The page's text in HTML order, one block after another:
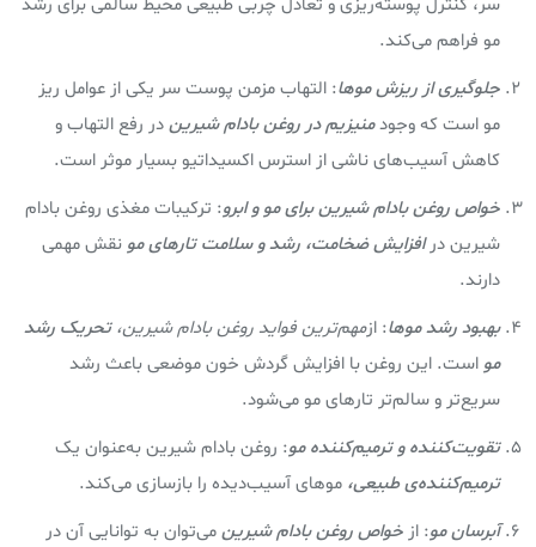
سر، کنترل پوسته‌ریزی و تعادل چربی طبیعی محیط سالمی برای رشد
مو فراهم می‌کند.
جلوگیری از ریزش موها: التهاب مزمن پوست سر یکی از عوامل ریز
مو است که وجودمنیزیم در روغن بادام شیریندر رفع التهاب و
کاهش آسیب‌های ناشی از استرس اکسیداتیو بسیار موثر است.
خواص روغن بادام شيرين برای مو و ابرو: ترکیبات مغذی روغن بادام
شیرین درافزایش ضخامت، رشد و سلامت تارهای مو نقش مهمی
دارند.
بهبود رشد موها: ازمهم‌ترین فواید روغن بادام شیرین،تحریک رشد
مو است. این روغن با افزایش گردش خون موضعی باعث رشد
سریع‌تر و سالم‌تر تارهای مو می‌شود.
تقویت‌کننده و ترمیم‌کننده مو: روغن بادام شیرین به‌عنوان یک
ترمیم‌کننده‌ی طبیعی، موهای آسیب‌دیده را بازسازی می‌کند.
آبرسان مو: از خواص روغن بادام شيرينمی‌توان به توانایی آن در